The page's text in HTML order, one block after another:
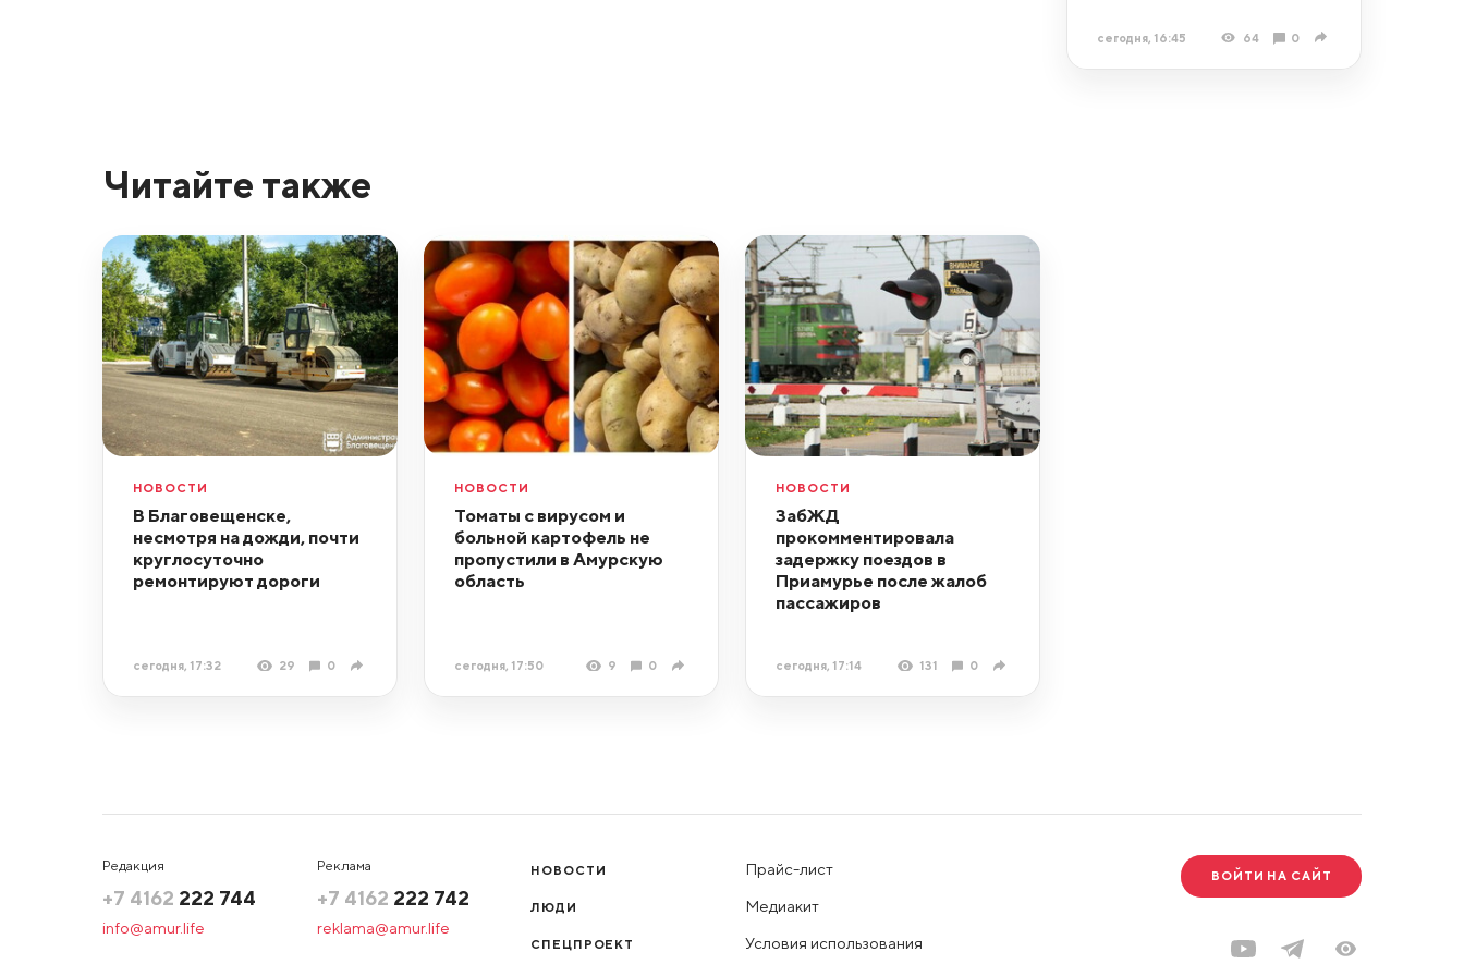
сегодня, 16:45 64 0
Читайте также
НОВОСТИ
В Благовещенске,
несмотря на дожди, почти
круглосуточно
ремонтируют дороги
сегодня, 17:32 29 0
НОВОСТИ
Томаты с вирусом и
больной картофель не
пропустили в Амурскую
область
сегодня, 17:50 9 0
НОВОСТИ
ЗабЖД
прокомментировала
задержку поездов в
Приамурье после жалоб
пассажиров
сегодня, 17:14 131 0
Редакция
+7 4162 222 744
info@amur.life
Реклама
+7 4162 222 742
reklama@amur.life
НОВОСТИ
ЛЮДИ
СПЕЦПРОЕКТ
Прайс-лист
Медиакит
Условия использования
ВОЙТИ НА САЙТ